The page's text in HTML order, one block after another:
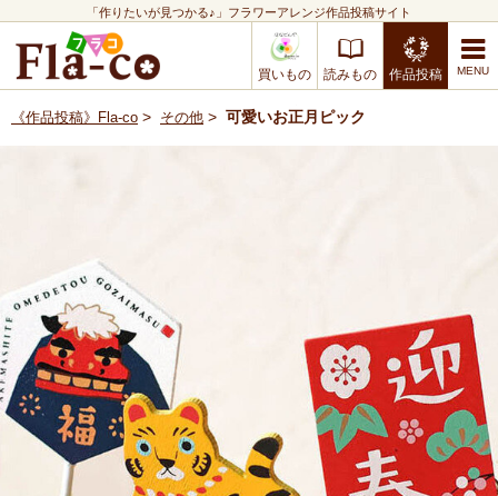
「作りたいが見つかる♪」フラワーアレンジ作品投稿サイト
買いもの 読みもの 作品投稿
《作品投稿》Fla-co > その他 > 可愛いお正月ピック